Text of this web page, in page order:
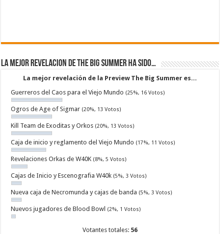
La mejor revelacion de The Big Summer ha sido…
La mejor revelación de la Preview The Big Summer es...
Guerreros del Caos para el Viejo Mundo (25%, 16 Votos)
Ogros de Age of Sigmar (20%, 13 Votos)
Kill Team de Exoditas y Orkos (20%, 13 Votos)
Caja de inicio y reglamento del Viejo Mundo (17%, 11 Votos)
Revelaciones Orkas de W40K (8%, 5 Votos)
Cajas de Inicio y Escenografia W40k (5%, 3 Votos)
Nueva caja de Necromunda y cajas de banda (5%, 3 Votos)
Nuevos jugadores de Blood Bowl (2%, 1 Votos)
Votantes totales: 56